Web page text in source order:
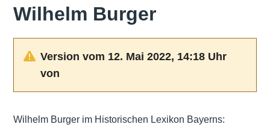
Wilhelm Burger
Version vom 12. Mai 2022, 14:18 Uhr
von
Wilhelm Burger im Historischen Lexikon Bayerns: